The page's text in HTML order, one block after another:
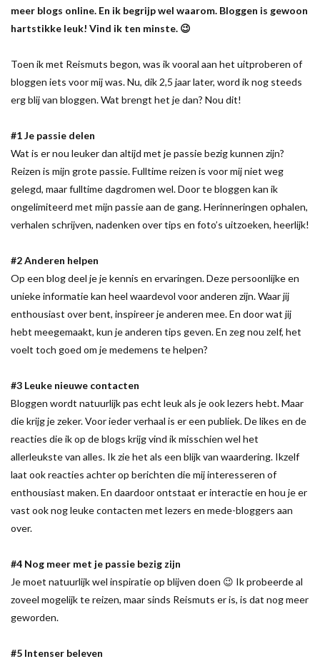
meer blogs online. En ik begrijp wel waarom. Bloggen is gewoon
hartstikke leuk! Vind ik ten minste. 😉
Toen ik met Reismuts begon, was ik vooral aan het uitproberen of
bloggen iets voor mij was. Nu, dik 2,5 jaar later, word ik nog steeds
erg blij van bloggen. Wat brengt het je dan? Nou dit!
#1 Je passie delen
Wat is er nou leuker dan altijd met je passie bezig kunnen zijn?
Reizen is mijn grote passie. Fulltime reizen is voor mij niet weg
gelegd, maar fulltime dagdromen wel. Door te bloggen kan ik
ongelimiteerd met mijn passie aan de gang. Herinneringen ophalen,
verhalen schrijven, nadenken over tips en foto’s uitzoeken, heerlijk!
#2 Anderen helpen
Op een blog deel je je kennis en ervaringen. Deze persoonlijke en
unieke informatie kan heel waardevol voor anderen zijn. Waar jij
enthousiast over bent, inspireer je anderen mee. En door wat jij
hebt meegemaakt, kun je anderen tips geven. En zeg nou zelf, het
voelt toch goed om je medemens te helpen?
#3 Leuke nieuwe contacten
Bloggen wordt natuurlijk pas echt leuk als je ook lezers hebt. Maar
die krijg je zeker. Voor ieder verhaal is er een publiek. De likes en de
reacties die ik op de blogs krijg vind ik misschien wel het
allerleukste van alles. Ik zie het als een blijk van waardering. Ikzelf
laat ook reacties achter op berichten die mij interesseren of
enthousiast maken. En daardoor ontstaat er interactie en hou je er
vast ook nog leuke contacten met lezers en mede-bloggers aan
over.
#4 Nog meer met je passie bezig zijn
Je moet natuurlijk wel inspiratie op blijven doen 😉 Ik probeerde al
zoveel mogelijk te reizen, maar sinds Reismuts er is, is dat nog meer
geworden.
#5 Intenser beleven